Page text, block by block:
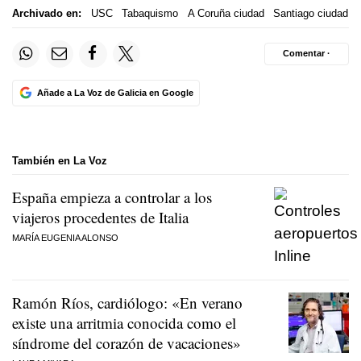
Archivado en: USC Tabaquismo A Coruña ciudad Santiago ciudad
Añade a La Voz de Galicia en Google
Comentar ·
También en La Voz
España empieza a controlar a los
viajeros procedentes de Italia
MARÍA EUGENIA ALONSO
Ramón Ríos, cardiólogo: «En verano
existe una arritmia conocida como el
síndrome del corazón de vacaciones»